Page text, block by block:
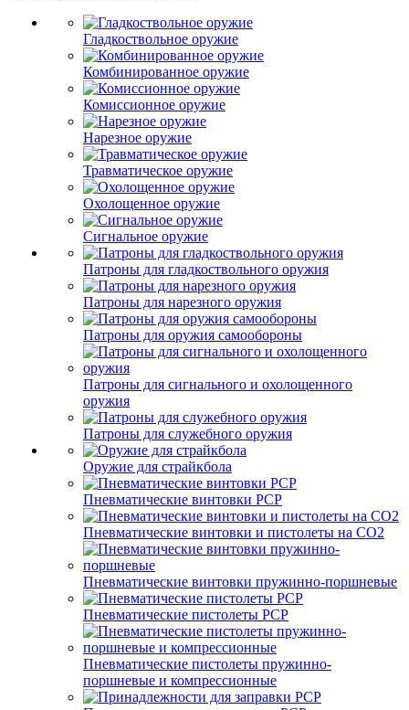
Гладкоствольное оружие
Комбинированное оружие
Комиссионное оружие
Нарезное оружие
Травматическое оружие
Охолощенное оружие
Сигнальное оружие
Патроны для гладкоствольного оружия
Патроны для нарезного оружия
Патроны для оружия самообороны
Патроны для сигнального и охолощенного
оружия
Патроны для служебного оружия
Оружие для страйкбола
Пневматические винтовки PCP
Пневматические винтовки и пистолеты на CO2
Пневматические винтовки пружинно-поршневые
Пневматические пистолеты PCP
Пневматические пистолеты пружинно-
поршневые и компрессионные